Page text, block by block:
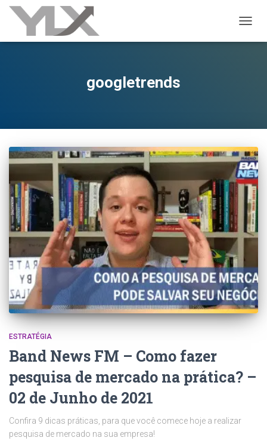
googletrends
ESTRATÉGIA
Band News FM – Como fazer
pesquisa de mercado na prática? –
02 de Junho de 2021
Confira 9 dicas práticas, para que você comece hoje a realizar
pesquisa de mercado na sua empresa!